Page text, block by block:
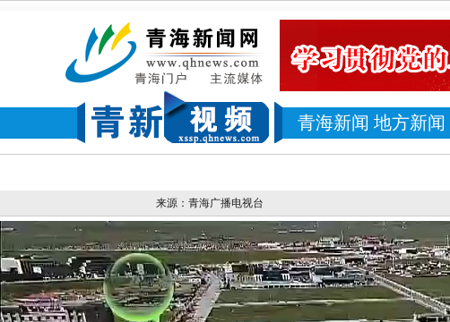
青海新闻 地方新闻
来源：青海广播电视台